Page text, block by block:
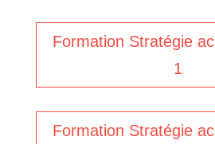
Formation Stratégie
1
Formation Stratégie